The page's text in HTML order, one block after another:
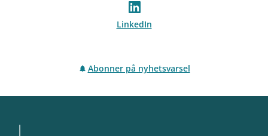
LinkedIn
Abonner på nyhetsvarsel